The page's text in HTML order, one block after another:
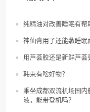
纯精油对改善睡眠有帮
神仙膏用了还能敷睡眠
用芦荟胶还是新鲜芦荟
韩束有啥好物？
乘坐成都双流机场国内
液，能带登机吗？